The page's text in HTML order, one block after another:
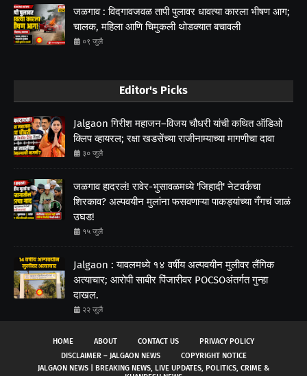
जळगाव : विदगावजवळ तापी पुलावर धावत्या कारला भीषण आग;
चालक, महिला आणि चिमुकली थोडक्यात बचावली
०९ जुलै
Editor's Picks
Jalgaon गिरीश महाजन–विजय चौधरी यांची कथित ऑडिओ
क्लिप व्हायरल; रक्षा खडसेंच्या राजीनाम्याच्या मागणीचा दावा
३० जुलै
जळगाव हादरलं! रावेर-भुसावळमध्ये 'जिहादी' नेटवर्कचा
शिरकाव? अल्पवयीन मुलांना फसवणाऱ्या पाकड्यांच्या गँगचं जाळं
उघड!
१५ जुलै
Jalgaon : यावलमध्ये १४ वर्षीय अल्पवयीन मुलीवर लैंगिक
अत्याचार; आरोपी साबीर पिंजारीवर POCSOअंतर्गत गुन्हा
दाखल.
२२ जुलै
HOME ABOUT CONTACT US
PRIVACY POLICY
DISCLAIMER – JALGAON NEWS
COPYRIGHT NOTICE
JALGAON NEWS | BREAKING NEWS, LIVE UPDATES, POLITICS, CRIME &